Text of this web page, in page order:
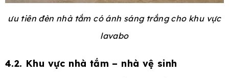
ưu tiên đèn nhà tắm có ánh sáng trắng cho khu vực
lavabo
4.2. Khu vực nhà tắm – nhà vệ sinh